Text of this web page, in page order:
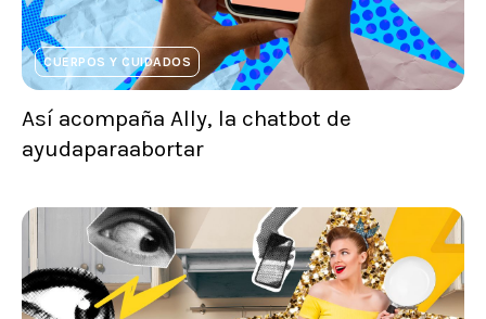
CUERPOS Y CUIDADOS
Así acompaña Ally, la chatbot de
ayudaparaabortar